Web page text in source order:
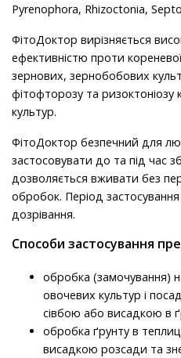
Pyrenophora, Rhizoctonia,
ФітоДоктор вирізняється
ефективністю проти
зернових, зернобобових
фітофторозу та ризоктоніозу
культур.
ФітоДоктор безпечний для
застосовувати до та під час
дозволяється вживати без
обробок. Період
дозрівання.
Способи застосування
обробка (замочування)
овочевих культур і
сівбою або висадкою в
обробка ґрунту в
висадкою розсади та